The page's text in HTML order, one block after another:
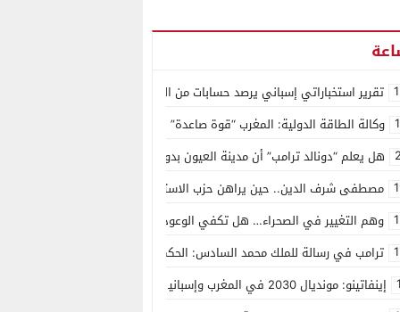
تقرير استخباراتي إسباني يرصد حسابات من الجزائر وأرقاما بـ”213+” ضمن حملة رقمية منظمة حرّضت على اقتحام سبتة
وكالة الطاقة الدولية: المغرب “قوة صاعدة” في سوق المعادن الاستراتيجية
هل يعلم “دونالد ترامب” أن مدينة العيون بدون ماء؟
مصطفى شرف الدين.. حين يراهن حزب الاستقلال على الكفاءة ويمنح الشباب
وهم التغيير في الصحراء… هل تكفي الوعود الفارغة لصناعة الواقع؟
ترامب في رسالة للملك محمد السادس: الحكم الذاتي هو الأساس الوحيد لحل
إينفاتينو: مونديال 2030 في المغرب وإسبانيا والبرتغال سيكون “الأجمل في التاريخ”